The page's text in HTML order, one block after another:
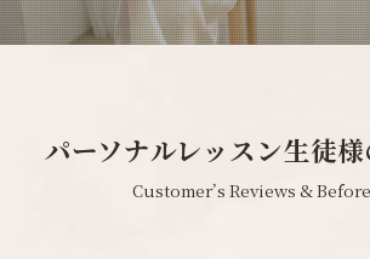
パーソナルレッスン生徒
Customer’s Reviews &